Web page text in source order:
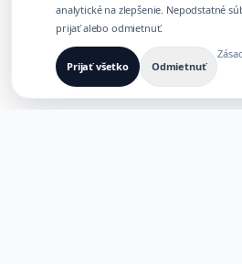
analytické na zlepšenie. Nepodstatné
prijať alebo odmietnuť.
Prijať všetko Odmietnuť